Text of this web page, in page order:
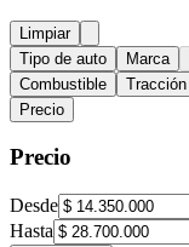
Limpiar
Tipo de auto
Marca
Combustible
Tracción
Precio
Precio
Desde
Hasta